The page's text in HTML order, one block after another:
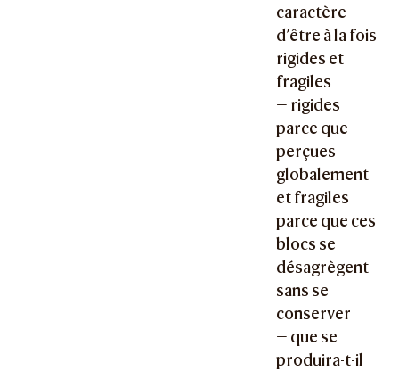
caractère
d’être à la fois
rigides et
fragiles
— rigides
parce que
perçues
globalement
et fragiles
parce que ces
blocs se
désagrègent
sans se
conserver
— que se
produira-t-il